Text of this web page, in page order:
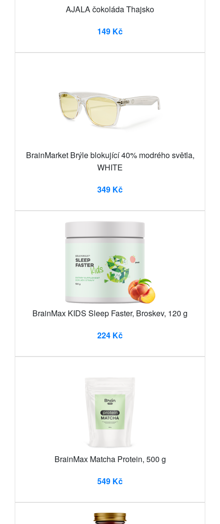
AJALA čokoláda Thajsko
149 Kč
BrainMarket Brýle blokující 40% modrého světla,
WHITE
349 Kč
BrainMax KIDS Sleep Faster, Broskev, 120 g
224 Kč
BrainMax Matcha Protein, 500 g
549 Kč